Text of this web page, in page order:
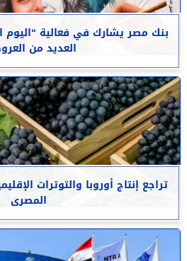
بنك مصر يشارك في فعالية “اليوم
العديد من
تراجع إنتاج أوروبا والتوترات
المصرى